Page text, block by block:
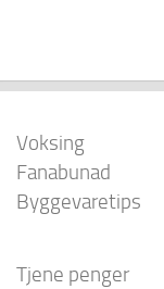
Voksing
Fanabunad
Byggevaretips
Tjene penger